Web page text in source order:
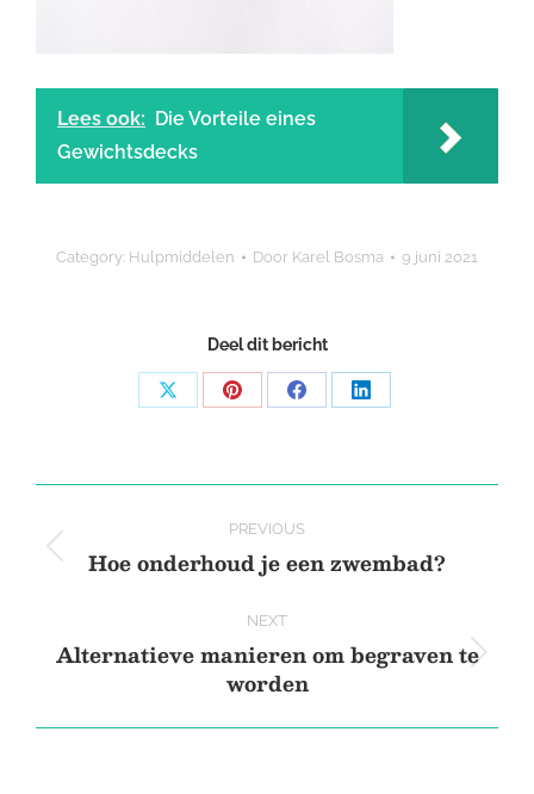
Lees ook: Die Vorteile eines
Gewichtsdecks
Category: Hulpmiddelen Door Karel Bosma 9 juni 2021
Deel dit bericht
Share Share Share Share
navigation
PREVIOUS
Previous
Hoe onderhoud je een zwembad?
NEXT
Next
post:
Alternatieve manieren om begraven te
worden